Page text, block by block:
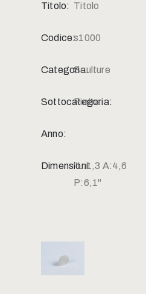
Titolo: Titolo
Codice:s1000
Categoria:Sculture
Sottocategoria:
Pietra
Anno:
Dimensioni:"L:1,3 A:4,6
P:6,1"